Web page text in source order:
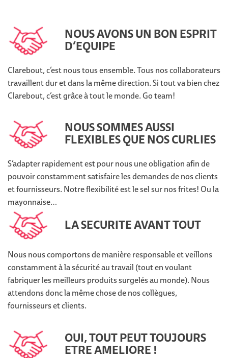
NOUS AVONS UN BON ESPRIT
D’EQUIPE
Clarebout, c’est nous tous ensemble. Tous nos collaborateurs
travaillent dur et dans la même direction. Si tout va bien chez
Clarebout, c’est grâce à tout le monde. Go team!
NOUS SOMMES AUSSI
FLEXIBLES QUE NOS CURLIES
S’adapter rapidement est pour nous une obligation afin de
pouvoir constamment satisfaire les demandes de nos clients
et fournisseurs. Notre flexibilité est le sel sur nos frites! Ou la
mayonnaise…
LA SECURITE AVANT TOUT
Nous nous comportons de manière responsable et veillons
constamment à la sécurité au travail (tout en voulant
fabriquer les meilleurs produits surgelés au monde). Nous
attendons donc la même chose de nos collègues,
fournisseurs et clients.
OUI, TOUT PEUT TOUJOURS
ETRE AMELIORE !